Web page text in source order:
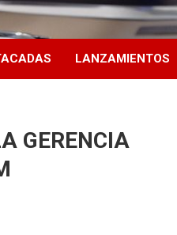
LANZAMIENTOS
GERENCIA